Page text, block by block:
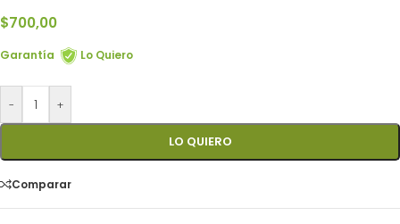
$700,00
Garantía Lo Quiero
- +
LO QUIERO
Comparar